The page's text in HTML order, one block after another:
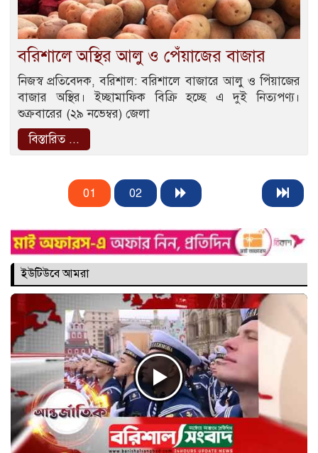
বরিশালে অস্থির আলু ও পেঁয়াজের বাজার
নিজস্ব প্রতিবেদক, বরিশাল: বরিশালে বাজারে আলু ও পিঁয়াজের
বাজার অস্থির। ইচ্ছামাফিক বিক্রি হচ্ছে এ দুই নিত্যপণ্য।
শুক্রবারের (২৯ নভেম্বর) জেলা
বিস্তারিত ...
01 02
ইউটিউবে আমরা